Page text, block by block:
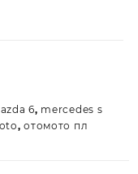
6, mercedes s
,отомото пл